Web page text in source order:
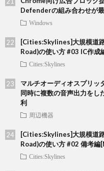
Defenderの組み合わせが
Windows
[Cities:Skylines]大規模道
Road)の使い方 #03 IC作成
Cities:Skylines
マルチオーディオスプリッ
同時に複数の音声出力をし
利
周辺機器
[Cities:Skylines]大規模道
Road)の使い方 #02 備考編
Cities:Skylines